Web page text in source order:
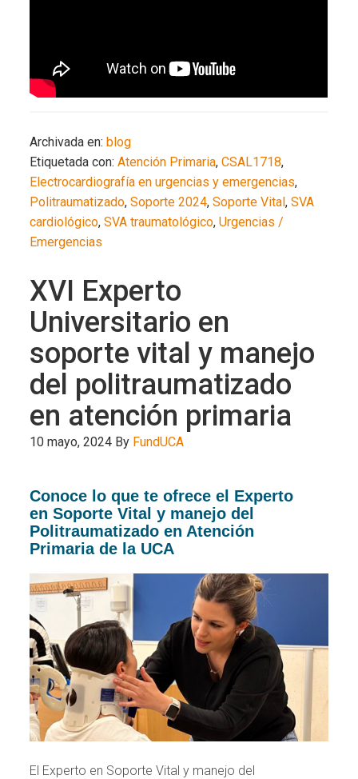
Archivada en:blog
Etiquetada con:Atención Primaria,CSAL1718,
Electrocardiografía en urgencias y emergencias,
Politraumatizado,Soporte 2024,Soporte Vital,SVA
cardiológico,SVA traumatológico,Urgencias /
Emergencias
XVI Experto
Universitario en
soporte vital y manejo
del politraumatizado
en atención primaria
10 mayo, 2024 By FundUCA
Conoce lo que te ofrece el Experto
en Soporte Vital y manejo del
Politraumatizado en Atención
Primaria de la UCA
El Experto en Soporte Vital y manejo del